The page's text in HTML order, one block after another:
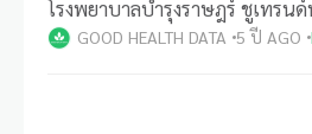
โรงพยาบาลบำรุงราษฎร์ ชูเทรน
GOOD HEALTH DATA 5 ปี AGO